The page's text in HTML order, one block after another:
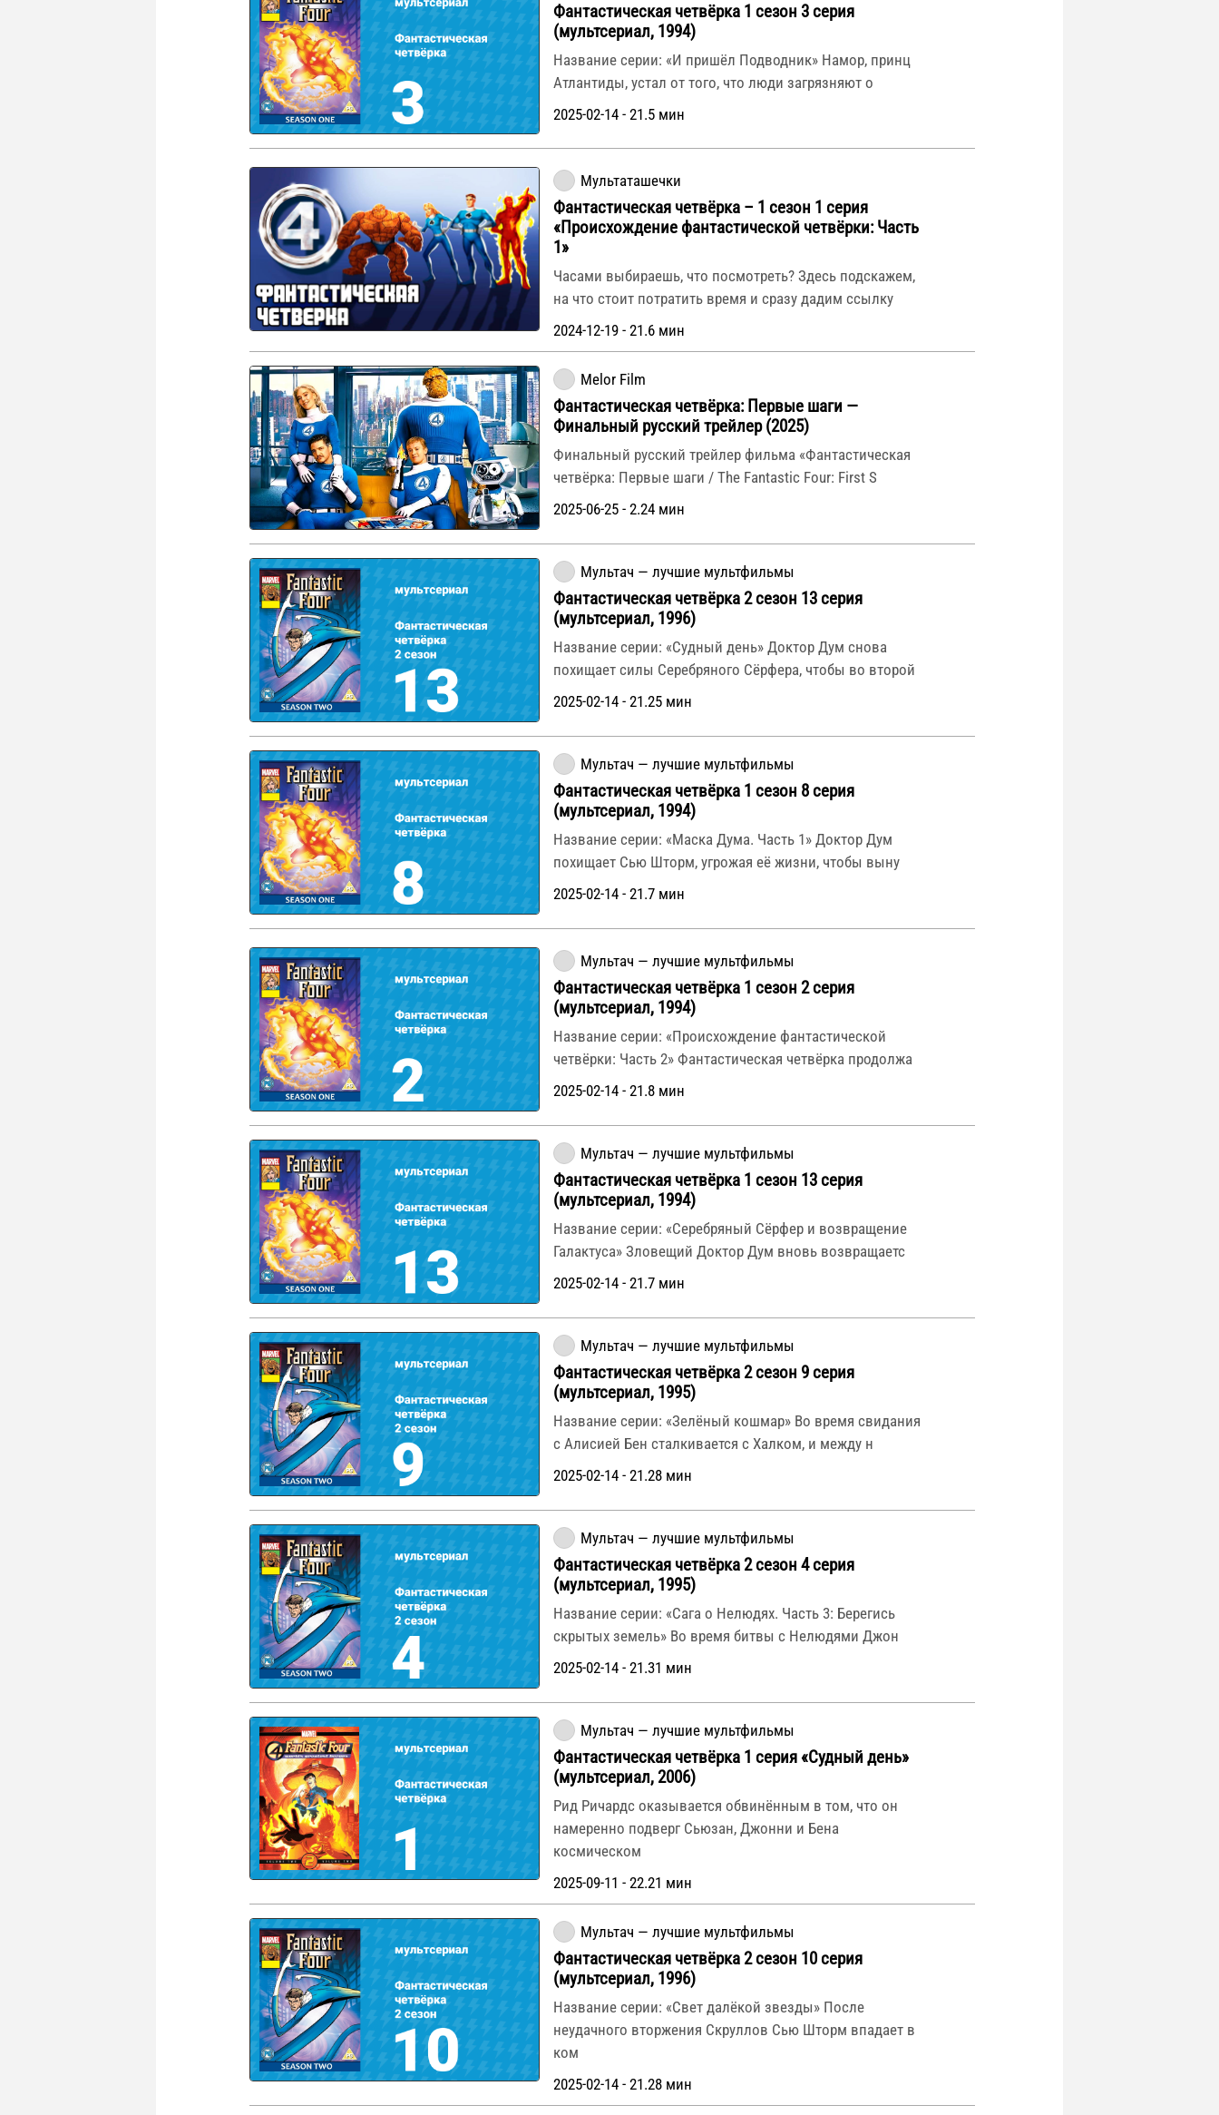
Фантастическая четвёрка 1 сезон 3 серия
(мультсериал, 1994)
Название серии: «И пришёл Подводник» Намор, принц
Атлантиды, устал от того, что люди загрязняют о
2025-02-14 - 21.5 мин
Мультаташечки
Фантастическая четвёрка – 1 сезон 1 серия
«Происхождение фантастической четвёрки: Часть
1»
Часами выбираешь, что посмотреть? Здесь подскажем,
на что стоит потратить время и сразу дадим ссылку
2024-12-19 - 21.6 мин
Melor Film
Фантастическая четвёрка: Первые шаги —
Финальный русский трейлер (2025)
Финальный русский трейлер фильма «Фантастическая
четвёрка: Первые шаги / The Fantastic Four: First S
2025-06-25 - 2.24 мин
Мультач — лучшие мультфильмы
Фантастическая четвёрка 2 сезон 13 серия
(мультсериал, 1996)
Название серии: «Судный день» Доктор Дум снова
похищает силы Серебряного Сёрфера, чтобы во второй
2025-02-14 - 21.25 мин
Мультач — лучшие мультфильмы
Фантастическая четвёрка 1 сезон 8 серия
(мультсериал, 1994)
Название серии: «Маска Дума. Часть 1» Доктор Дум
похищает Сью Шторм, угрожая её жизни, чтобы выну
2025-02-14 - 21.7 мин
Мультач — лучшие мультфильмы
Фантастическая четвёрка 1 сезон 2 серия
(мультсериал, 1994)
Название серии: «Происхождение фантастической
четвёрки: Часть 2» Фантастическая четвёрка продолжа
2025-02-14 - 21.8 мин
Мультач — лучшие мультфильмы
Фантастическая четвёрка 1 сезон 13 серия
(мультсериал, 1994)
Название серии: «Серебряный Сёрфер и возвращение
Галактуса» Зловещий Доктор Дум вновь возвращаетс
2025-02-14 - 21.7 мин
Мультач — лучшие мультфильмы
Фантастическая четвёрка 2 сезон 9 серия
(мультсериал, 1995)
Название серии: «Зелёный кошмар» Во время свидания
с Алисией Бен сталкивается с Халком, и между н
2025-02-14 - 21.28 мин
Мультач — лучшие мультфильмы
Фантастическая четвёрка 2 сезон 4 серия
(мультсериал, 1995)
Название серии: «Сага о Нелюдях. Часть 3: Берегись
скрытых земель» Во время битвы с Нелюдями Джон
2025-02-14 - 21.31 мин
Мультач — лучшие мультфильмы
Фантастическая четвёрка 1 серия «Судный день»
(мультсериал, 2006)
Рид Ричардс оказывается обвинённым в том, что он
намеренно подверг Сьюзан, Джонни и Бена
космическом
2025-09-11 - 22.21 мин
Мультач — лучшие мультфильмы
Фантастическая четвёрка 2 сезон 10 серия
(мультсериал, 1996)
Название серии: «Свет далёкой звезды» После
неудачного вторжения Скруллов Сью Шторм впадает в
ком
2025-02-14 - 21.28 мин